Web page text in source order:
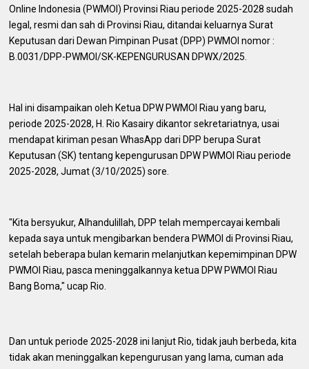
Online Indonesia (PWMOI) Provinsi Riau periode 2025-2028 sudah
legal, resmi dan sah di Provinsi Riau, ditandai keluarnya Surat
Keputusan dari Dewan Pimpinan Pusat (DPP) PWMOI nomor :
B.0031/DPP-PWMOI/SK-KEPENGURUSAN DPWX/2025.
Hal ini disampaikan oleh Ketua DPW PWMOI Riau yang baru,
periode 2025-2028, H. Rio Kasairy dikantor sekretariatnya, usai
mendapat kiriman pesan WhasApp dari DPP berupa Surat
Keputusan (SK) tentang kepengurusan DPW PWMOI Riau periode
2025-2028, Jumat (3/10/2025) sore.
"Kita bersyukur, Alhandulillah, DPP telah mempercayai kembali
kepada saya untuk mengibarkan bendera PWMOI di Provinsi Riau,
setelah beberapa bulan kemarin melanjutkan kepemimpinan DPW
PWMOI Riau, pasca meninggalkannya ketua DPW PWMOI Riau
Bang Boma," ucap Rio.
Dan untuk periode 2025-2028 ini lanjut Rio, tidak jauh berbeda, kita
tidak akan meninggalkan kepengurusan yang lama, cuman ada